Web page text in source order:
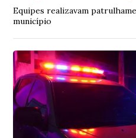
Equipes realizavam
município